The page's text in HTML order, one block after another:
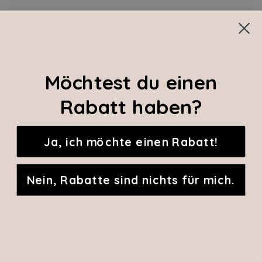
Möchtest du einen
Rabatt haben?
Ja, ich möchte einen Rabatt!
Nein, Rabatte sind nichts für mich.